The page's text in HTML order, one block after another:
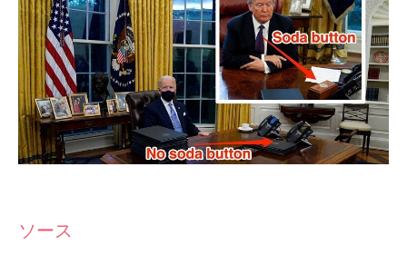
ソース